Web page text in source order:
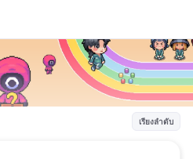
เรียงลำดับ